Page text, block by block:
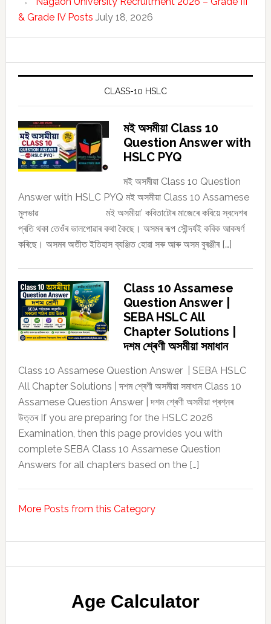
& Grade IV Posts July 18, 2026
CLASS-10 HSLC
মই অসমীয়া Class 10
Question Answer with
HSLC PYQ
মই অসমীয়া Class 10 Question
Answer with HSLC PYQ মই অসমীয়া Class 10 Assamese
মুলভাৱ মই অসমীয়া’ কবিতাটোৰ মাজেৰে কবিয়ে স্বদেশৰ
প্ৰতি থকা তেওঁৰ ভালপোৱাৰ কথা কৈছে। অসমৰ ৰূপ সৌন্দৰ্যই কবিক আকষৰ্ণ
কৰিছে। অসমৰ অতীত ইতিহাস ব্যঞ্জিত হোৱা সৰু আৰু অসম বুৰঞ্জীৰ […]
Class 10 Assamese
Question Answer |
SEBA HSLC All
Chapter Solutions |
দশম শ্ৰেণী অসমীয়া সমাধান
Class 10 Assamese Question Answer | SEBA HSLC
All Chapter Solutions | দশম শ্ৰেণী অসমীয়া সমাধান Class 10
Assamese Question Answer | দশম শ্ৰেণী অসমীয়া প্ৰশ্নৰ
উত্তৰ If you are preparing for the HSLC 2026
Examination, then this page provides you with
complete SEBA Class 10 Assamese Question
Answers for all chapters based on the […]
More Posts from this Category
Age Calculator